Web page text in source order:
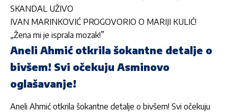
SKANDAL UŽIVO
IVAN MARINKOVIĆ PROGOVORIO O MARIJI KULIĆ!
„Žena mi je isprala mozak!”
Aneli Ahmić otkrila šokantne detalje o
bivšem! Svi očekuju Asminovo
oglašavanje!
Aneli Ahmić otkrila šokantne detalje o bivšem! Svi očekuju